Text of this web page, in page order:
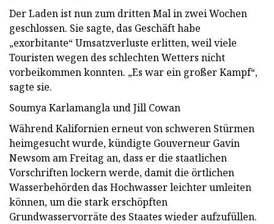
Der Laden ist nun zum dritten Mal in zwei Wochen
geschlossen. Sie sagte, das Geschäft habe
„exorbitante“ Umsatzverluste erlitten, weil viele
Touristen wegen des schlechten Wetters nicht
vorbeikommen konnten. „Es war ein großer Kampf“,
sagte sie.
Soumya Karlamangla und Jill Cowan
Während Kalifornien erneut von schweren Stürmen
heimgesucht wurde, kündigte Gouverneur Gavin
Newsom am Freitag an, dass er die staatlichen
Vorschriften lockern werde, damit die örtlichen
Wasserbehörden das Hochwasser leichter umleiten
können, um die stark erschöpften
Grundwasservorräte des Staates wieder aufzufüllen.